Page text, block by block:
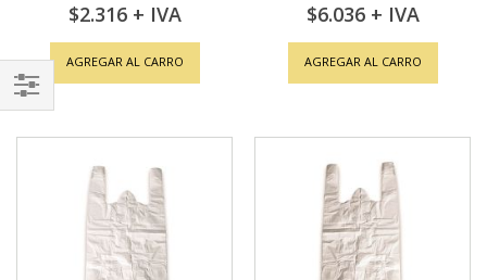
$2.316
AGREGAR AL CARRO
$6.036
AGREGAR AL CARRO
Shop
By